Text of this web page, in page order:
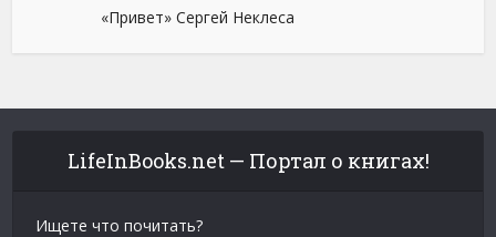
«Привет» Сергей Неклеса
LifeInBooks.net — Портал о книгах!
Ищете что почитать?